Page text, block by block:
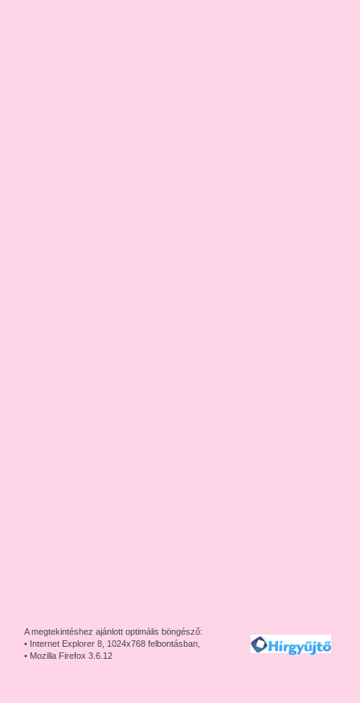
A megtekintéshez ajánlott optimális böngésző:
• Internet Explorer 8, 1024x768 felbontásban,
• Mozilla Firefox 3.6.12